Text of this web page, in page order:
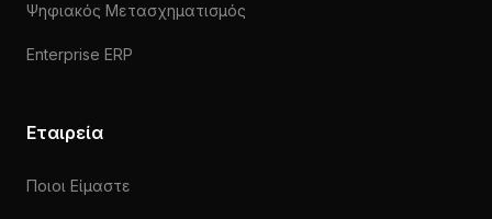
Ψηφιακός Μετασχηματισμός
Enterprise ERP
Εταιρεία
Ποιοι Είμαστε